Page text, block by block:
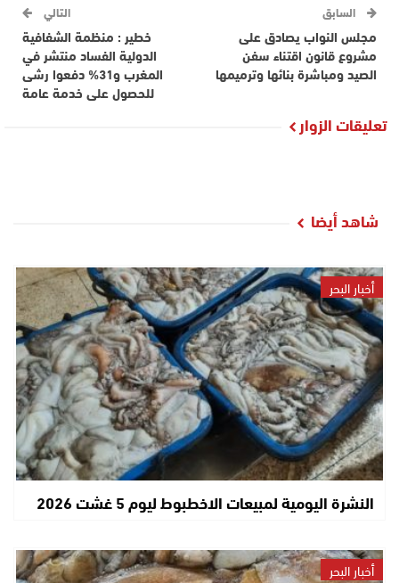
السابق
مجلس النواب يصادق على
مشروع قانون اقتناء سفن
الصيد ومباشرة بنائها وترميمها
التالي
خطير : منظمة الشفافية
الدولية الفساد منتشر في
المغرب و31% دفعوا رشى
للحصول على خدمة عامة
تعليقات الزوار
شاهد أيضا
أخبار البحر
النشرة اليومية لمبيعات الاخطبوط ليوم 5 غشت 2026
أخبار البحر